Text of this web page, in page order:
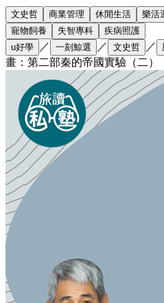
文史哲 商業管理 休閒生活 樂活
寵物飼養
失智專科
疾病照護
u好學
／ 一刻鯨選 ／ 文史哲 ／
畫：第二部秦的帝國實驗（二）